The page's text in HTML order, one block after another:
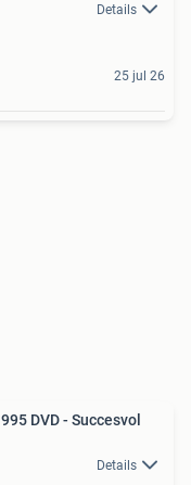
Details
25 jul 26
DVD - Succesvol
Details